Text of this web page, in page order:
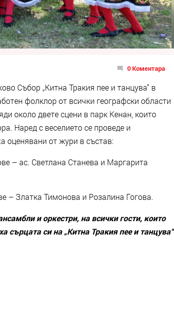
0 Коментара
Събор „Китна Тракия пее и танцува“ в
фолклор от всички географски области
около двете сцени в парк Кенан, които
Наред с веселието се проведе и
оценявани от жури в състав:
– ас. Светлана Станева и Маргарита
– Златка Тимонова и Розалина Гогова.
и оркестри, на всички гости, които
сърцата си на „Китна Тракия пее и танцува“